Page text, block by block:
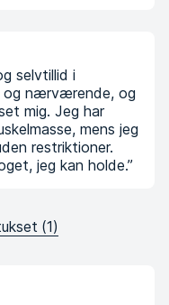
selvtillid i
og nærværende, og
mig. Jeg har
mens jeg
restriktioner.
jeg kan holde.”
(1)